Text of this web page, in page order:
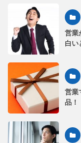
営業
白い
営業
品！